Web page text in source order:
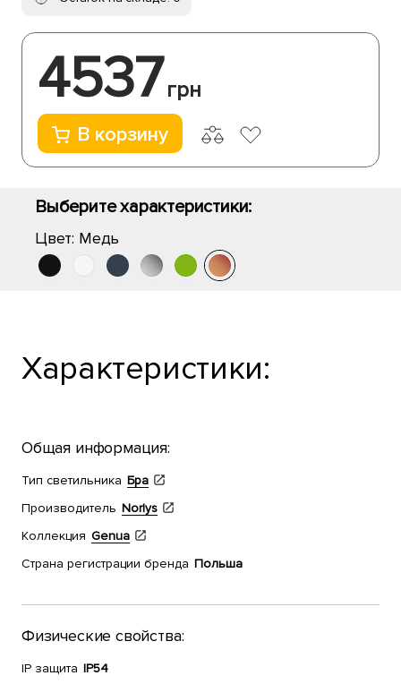
4537грн
В корзину
Выберите характеристики:
Цвет: Медь
Характеристики:
Общая информация:
Тип светильника Бра
Производитель Norlys
Коллекция Genua
Страна регистрации бренда Польша
Физические свойства:
IP защита IP54